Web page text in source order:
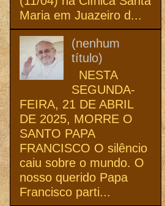
Maria em Juazeiro d...
(nenhum
título)
NESTA
SEGUNDA-
FEIRA, 21 DE ABRIL
DE 2025, MORRE O
SANTO PAPA
FRANCISCO O silêncio
caiu sobre o mundo. O
nosso querido Papa
Francisco parti...